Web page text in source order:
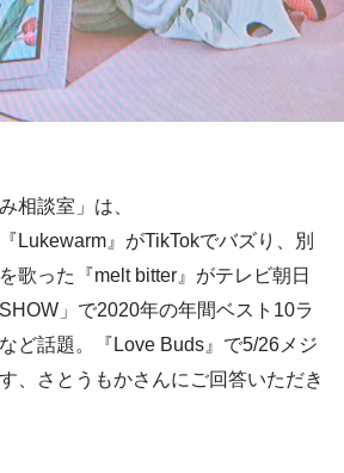
相談室」は、
Lukewarm』がTikTokでバズり、別
歌った『melt bitter』がテレビ朝日
」で2020年の年間ベスト10ラ
ど話題。『Love Buds』で5/26メジ
、さとうもかさんにご回答いただき